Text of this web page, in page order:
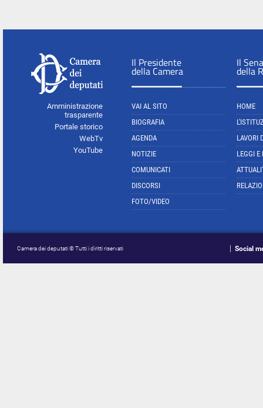
Amministrazione
trasparente
Portale storico
WebTv
YouTube
Il Presidente
della Camera
VAI AL SITO
BIOGRAFIA
AGENDA
NOTIZIE
COMUNICATI
DISCORSI
FOTO/VIDEO
Il
della
HOME
LAVORI
LEGGI E
Camera dei deputati © Tutti i diritti riservati Social